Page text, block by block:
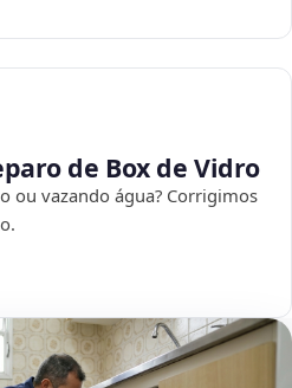
de Box de Vidro
ou vazando água? Corrigimos